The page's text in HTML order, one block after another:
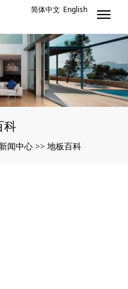
简体中文 English
科
新闻中心 >> 地板百科